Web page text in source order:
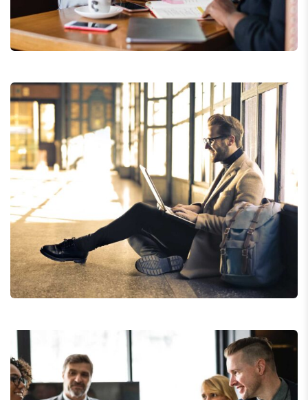
Financial Analysis
StartUp Business